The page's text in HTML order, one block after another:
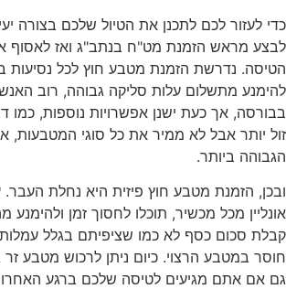
כדי לעזור לכם לתכנן את הטיול שלכם בצורה
לבצע מראש הזמנת מט"ח בנתב"ג ואז לאסוף
הטיסה. נדרשת הזמנת מטבע חוץ לכל נסיעות
להימנע מתשלום עלות סליקה גבוהה, רוב
בבורסה, אך כעת ישנן אפשרויות נוספות, כמו
זול יותר אבל לא ממיר את כל סוגי המטבעות,
הגבוהה ביותר.
ובכן, הזמנת מטבע חוץ פיזית היא נחלת
אונליין מכל מכשיר, תוכלו לחסוך זמן
קבלת סכום כסף לא כמו שציפיתם בגלל
חוסר במטבע הרצוי. כיום ניתן לרכוש מטבע
גם אם אתם מגיעים לטיסה שלכם ברגע